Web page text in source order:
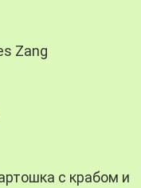
Zang
с крабом и